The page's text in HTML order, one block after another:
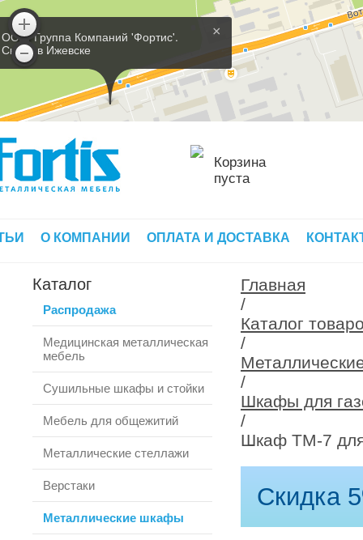
×
ООО 'Группа Компаний 'Фортис'.
Склад в Ижевске
Корзина
пуста
О КОМПАНИИ ОПЛАТА И ДОСТАВКА
Каталог
Распродажа
Медицинская металлическая
мебель
Сушильные шкафы и стойки
Мебель для общежитий
Металлические стеллажи
Верстаки
Металлические шкафы
Главная
/
Каталог
/
/
Шкафы для
/
Шкаф ТМ-7 для
Скидка